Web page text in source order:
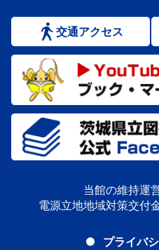
交通アクセス
当館の維持運
電源立地地域対策交付
プライバ